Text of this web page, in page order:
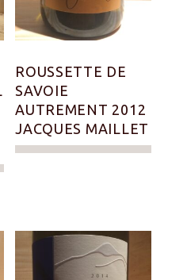
ROUSSETTE DE
SAVOIE
AUTREMENT 2012
JACQUES MAILLET